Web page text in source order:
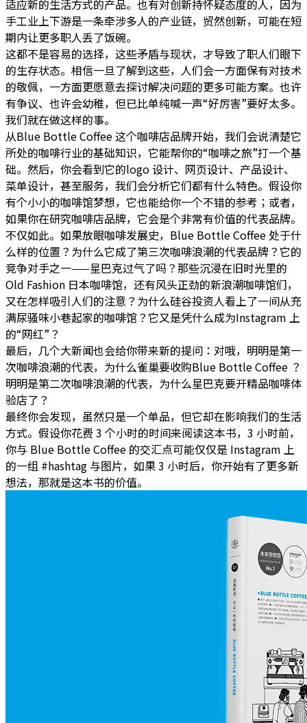
适应新的生活方式的产品。也有对创新持怀疑态度的人，因为
手工业上下游是一条牵涉多人的产业链，贸然创新，可能在短
期内让更多职人丢了饭碗。
这都不是容易的选择，这些矛盾与现状，才导致了职人们眼下
的生存状态。相信一旦了解到这些，人们会一方面保有对技术
的敬佩，一方面更愿意去探讨解决问题的更多可能方案。也许
有争议、也许会幼稚，但已比单纯喊一声“好厉害”要好太多。
我们就在做这样的事。
从Blue Bottle Coffee 这个咖啡店品牌开始，我们会说清楚它
所处的咖啡行业的基础知识，它能帮你的“咖啡之旅”打一个基
础。然后，你会看到它的logo 设计、网页设计、产品设计、
菜单设计，甚至服务，我们会分析它们都有什么特色。假设你
有个小小的咖啡馆梦想，它也能给你一个不错的参考；或者，
如果你在研究咖啡店品牌，它会是个非常有价值的代表品牌。
不仅如此。如果放眼咖啡发展史，Blue Bottle Coffee 处于什
么样的位置？为什么它成了第三次咖啡浪潮的代表品牌？它的
竞争对手之一——星巴克过气了吗？那些沉浸在旧时光里的
Old Fashion 日本咖啡馆，还有风头正劲的新浪潮咖啡馆们，
又在怎样吸引人们的注意？为什么硅谷投资人看上了一间从充
满尿骚味小巷起家的咖啡馆？它又是凭什么成为Instagram 上
的“网红”？
最后，几个大新闻也会给你带来新的提问：对哦，明明是第一
次咖啡浪潮的代表，为什么雀巢要收购Blue Bottle Coffee ？
明明是第二次咖啡浪潮的代表，为什么星巴克要开精品咖啡体
验店了？
最终你会发现，虽然只是一个单品，但它却在影响我们的生活
方式。假设你花费 3 个小时的时间来阅读这本书，3 小时前，
你与 Blue Bottle Coffee 的交汇点可能仅仅是 Instagram 上
的一组 #hashtag 与图片，如果 3 小时后，你开始有了更多新
想法，那就是这本书的价值。